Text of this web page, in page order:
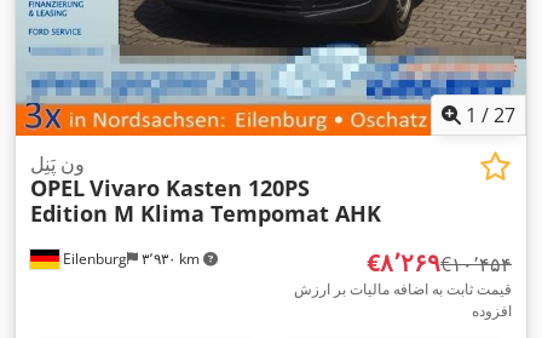
1 /27
Eilenburg ۳٬۹۳۰ km
ون پَنِل
OPELVivaro Kasten 120PS
Edition M Klima Tempomat AHK
‎€۸٬۲۶۹ ‎€۱۰٬۴۵۴
قیمت ثابت به اضافه مالیات بر ارزش
افزوده